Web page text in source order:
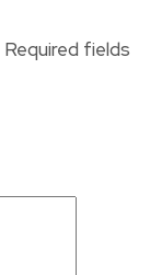
Required fields